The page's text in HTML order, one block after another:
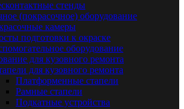
стенды
(покрасочное) оборудование
камеры
подготовки к окраске
оборудование
для кузовного ремонта
для кузовного ремонта
Платформенные стапели
Рамные стапели
Подкатные устройства